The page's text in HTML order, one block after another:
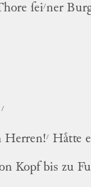
ſei/ner
/
Herren!/ Haͤtte
Kopf bis zu